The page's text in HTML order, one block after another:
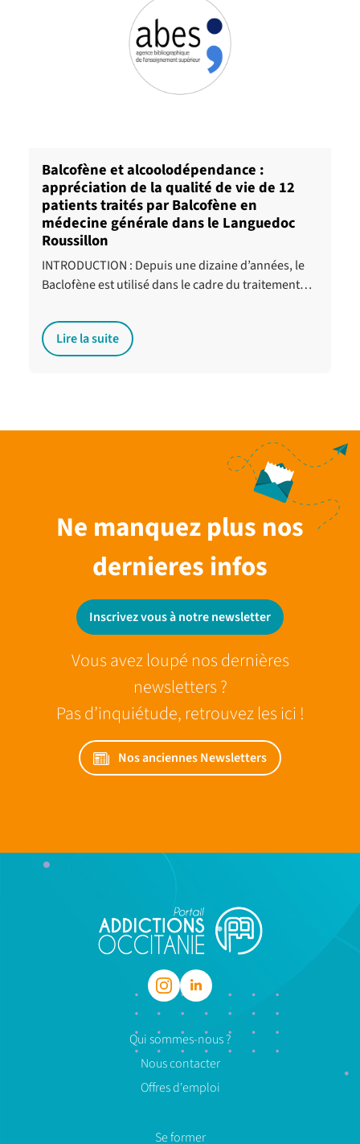
Balcofène et alcoolodépendance :
appréciation de la qualité de vie de 12
patients traités par Balcofène en
médecine générale dans le Languedoc
Roussillon
INTRODUCTION : Depuis une dizaine d’années, le
Baclofène est utilisé dans le cadre du traitement…
Lire la suite
Ne manquez plus nos
dernieres infos
Inscrivez vous à notre newsletter
Vous avez loupé nos dernières
newsletters ?
Pas d’inquiétude, retrouvez les ici !
Nos anciennes Newsletters
Qui sommes-nous ?
Nous contacter
Offres d'emploi
Se former